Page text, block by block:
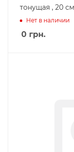
тонущая , 20 см
Нет в наличии
0 грн.